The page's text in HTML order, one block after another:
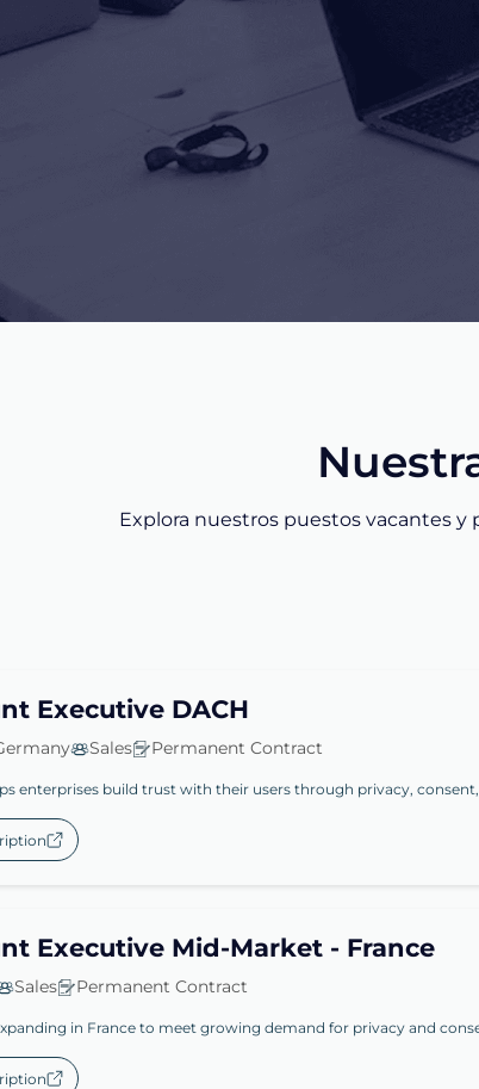
Explora nuestros puestos vacantes y
Executive DACH
Sales Permanent Contract
enterprises build trust with their users through privacy,
Executive Mid-Market - France
Sales Permanent Contract
in France to meet growing demand for privacy and